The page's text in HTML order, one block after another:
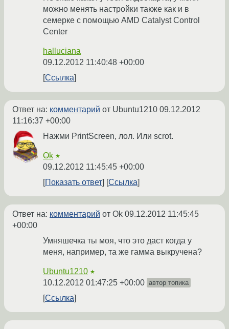
можно менять настройки также как и в
семерке с помощью AMD Catalyst Control
Center
halluciana
09.12.2012 11:40:48 +00:00
Ссылка
Ответ на: комментарий от Ubuntu1210 09.12.2012
11:16:37 +00:00
Нажми PrintScreen, лол. Или scrot.
Ok ★
09.12.2012 11:45:45 +00:00
Показать ответ
Ссылка
Ответ на: комментарий от Ok 09.12.2012 11:45:45
+00:00
Умняшечка ты моя, что это даст когда у
меня, например, та же гамма выкручена?
Ubuntu1210 ★
10.12.2012 01:47:25 +00:00 автор топика
Ссылка